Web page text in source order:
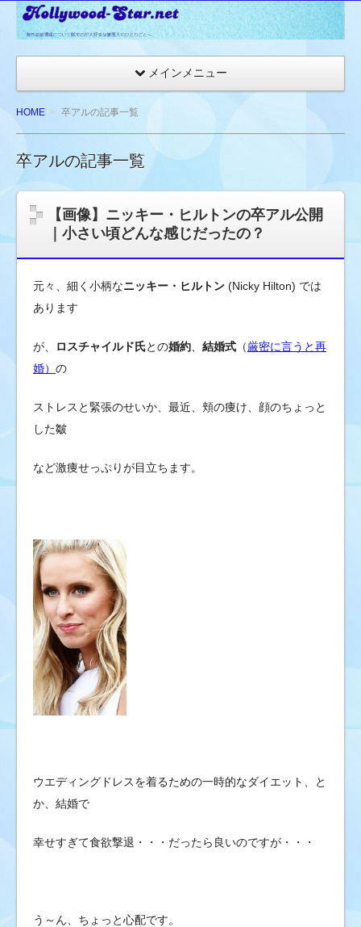
☆
ウ
ッ
タ
ー
ネ
ッ
海
外
レ
ブ
ゴ
シ
プ
ス
&
芸
能
情
報
メインメニュー
HOME 卒アルの記事一覧
卒アルの記事一覧
【画像】ニッキー・ヒルトンの卒アル公開
｜小さい頃どんな感じだったの？
元々、細く小柄なニッキー・ヒルトン (Nicky Hilton) では
あります
が、 ロスチャイルド氏との婚約 結婚式 （厳密に言うと再
婚） の
ストレスと緊張のせいか、最近、頬の痩け、顔のちょっと
した皺
など激痩せっぷりが目立ちます。
ウエディングドレスを着るための一時的なダイエット、と
か、結婚で
幸せすぎて食欲撃退・・・だったら良いのですが・・・
う～ん、ちょっと心配です。